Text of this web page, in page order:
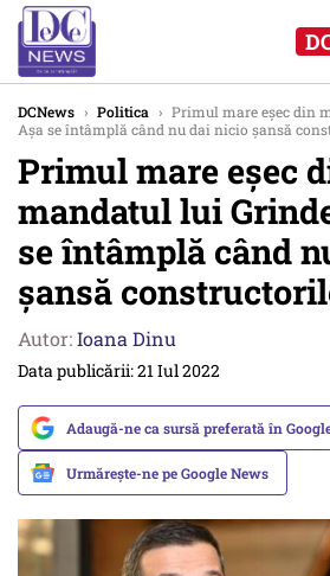
DCNews › Politica › Primul mare eșec din
Așa se întâmplă când nu dai nicio șansă
Primul mare eșec
mandatul lui
se întâmplă când
șansă
Autor:Ioana Dinu
Data publicării: 21 Iul 2022
Adaugă-ne ca sursă preferată în
Urmărește-ne pe Google News